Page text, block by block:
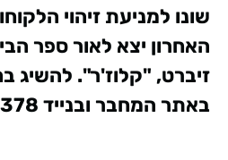
שונו למניעת זיהוי
האחרון יצא לאור ספר
זיברט, "קלוז'ר". להשיג
באתר המחבר ובנייד 050-5269378